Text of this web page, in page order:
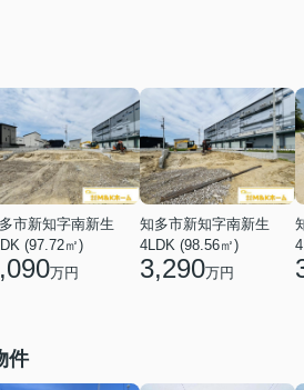
市新知字南新生
(97.72㎡)
万円
知多市新知字南新生
4LDK (98.56㎡)
3,290万円
件